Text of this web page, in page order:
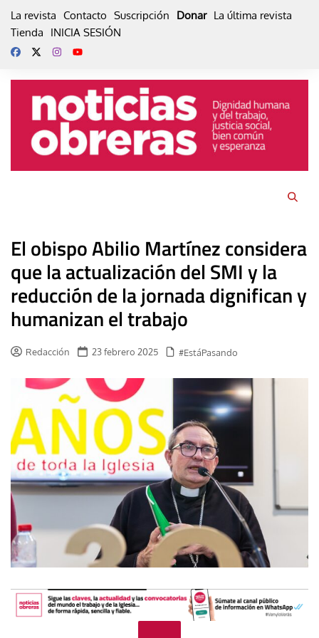
La revista Contacto Suscripción Donar La última revista
Tienda
INICIA SESIÓN
El obispo Abilio Martínez considera
que la actualización del SMI y la
reducción de la jornada dignifican y
humanizan el trabajo
Redacción 23 febrero 2025 #EstáPasando